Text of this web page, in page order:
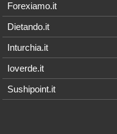
Forexiamo.it
Dietando.it
Inturchia.it
Ioverde.it
Sushipoint.it